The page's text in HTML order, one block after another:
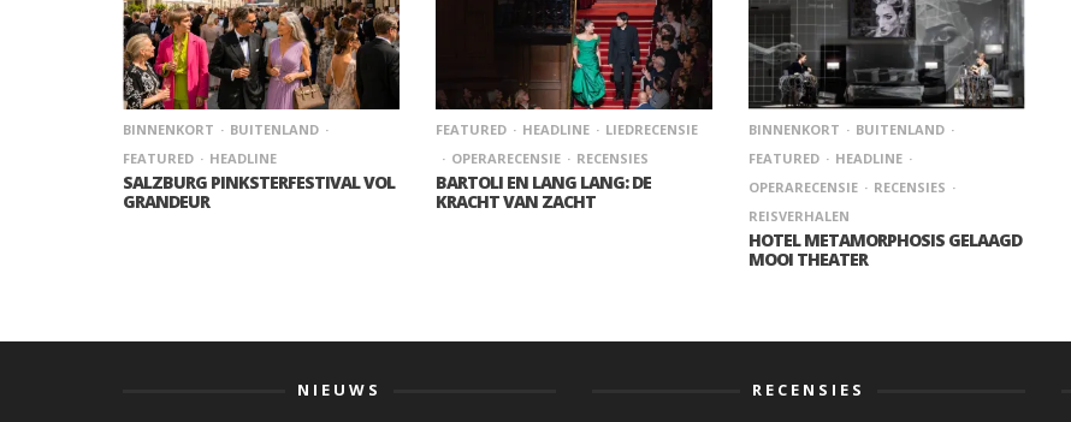
BINNENKORT
BUITENLAND
FEATURED
HEADLINE
SALZBURG PINKSTERFESTIVAL VOL
GRANDEUR
FEATURED HEADLINE
LIEDRECENSIE
OPERARECENSIE
RECENSIES
BARTOLI EN LANG LANG: DE
KRACHT VAN ZACHT
BINNENKORT
BUITENLAND
FEATURED
HEADLINE
OPERARECENSIE
RECENSIES
REISVERHALEN
HOTEL METAMORPHOSIS GELAAGD
MOOI THEATER
NIEUWS RECENSIES